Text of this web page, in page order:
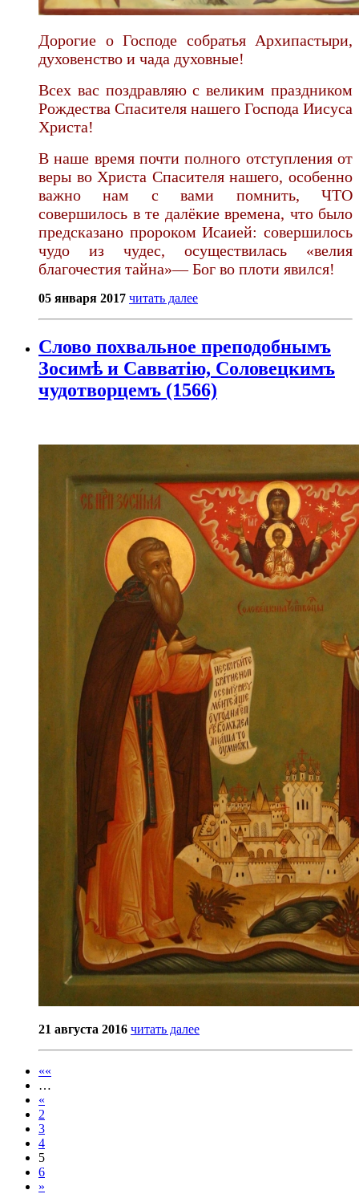
Дорогие о Господе собратья Архипастыри,
духовенство и чада духовные!
Всех вас поздравляю с великим праздником
Рождества Спасителя нашего Господа Иисуса
Христа!
В наше время почти полного отступления от
веры во Христа Спасителя нашего, особенно
важно нам с вами помнить, ЧТО
совершилось в те далёкие времена, что было
предсказано пророком Исаией: совершилось
чудо из чудес, осуществилась «велия
благочестия тайна»— Бог во плоти явился!
05 января 2017 читать далее
Слово похвальное преподобнымъ
Зосимѣ и Савватію, Соловецкимъ
чудотворцемъ (1566)
21 августа 2016 читать далее
««
…
«
2
3
4
5
6
»